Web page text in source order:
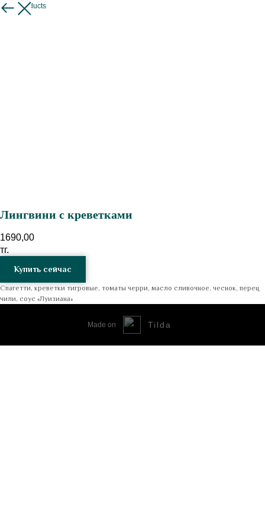
More products
Лингвини с креветками
1690,00
тг.
Купить сейчас
Спагетти, креветки тигровые, томаты черри, масло сливочное, чеснок, перец
чили, соус «Луизиана»
Made on Tilda